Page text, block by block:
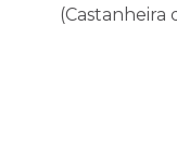
(Castanheira